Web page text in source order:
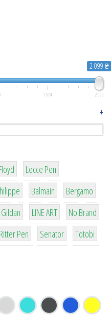
2 099 ₴
1 574 2 099
+
2 2
Lecce Pen
4
Balmain
26
Bergamo
42
Gildan
4
LINE ART
90
No Brand
22
Ritter Pen
15
Senator
43
Totobi